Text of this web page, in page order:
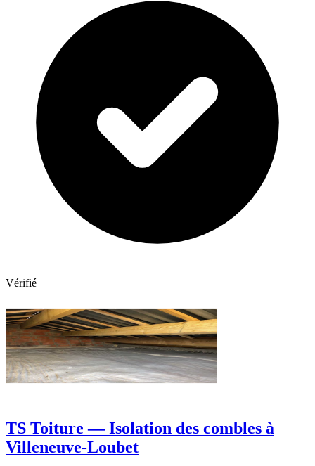
Vérifié
TS Toiture — Isolation des combles à
Villeneuve-Loubet